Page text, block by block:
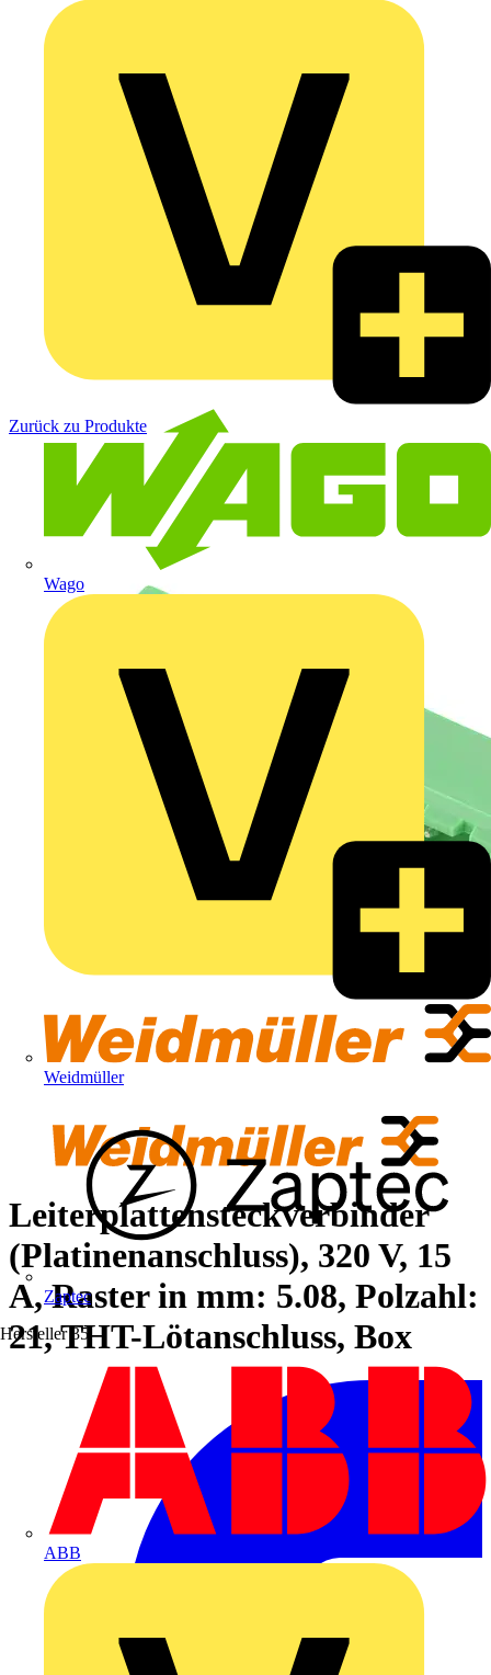
Wago
Weidmüller
Zaptec
Hersteller 35
ABB
Zurück zu Produkte
Leiterplattensteckverbinder
(Platinenanschluss), 320 V, 15
A, Raster in mm: 5.08, Polzahl:
21, THT-Lötanschluss, Box